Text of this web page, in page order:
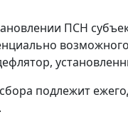
ПСН
подлежит